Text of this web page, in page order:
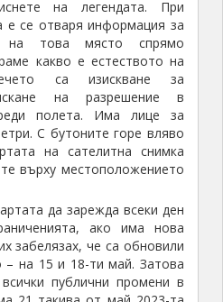
на легендата. При
е се отваря информация за
на това място спрямо
какво е естеството на
са изискване за
на разрешение в
полета. Има лице за
С бутоните горе вляво
на сателитна снимка
върху местоположението
да зарежда всеки ден
ако има нова
забелязах, че са обновили
на 15 и 18-ти май. Затова
публични промени в